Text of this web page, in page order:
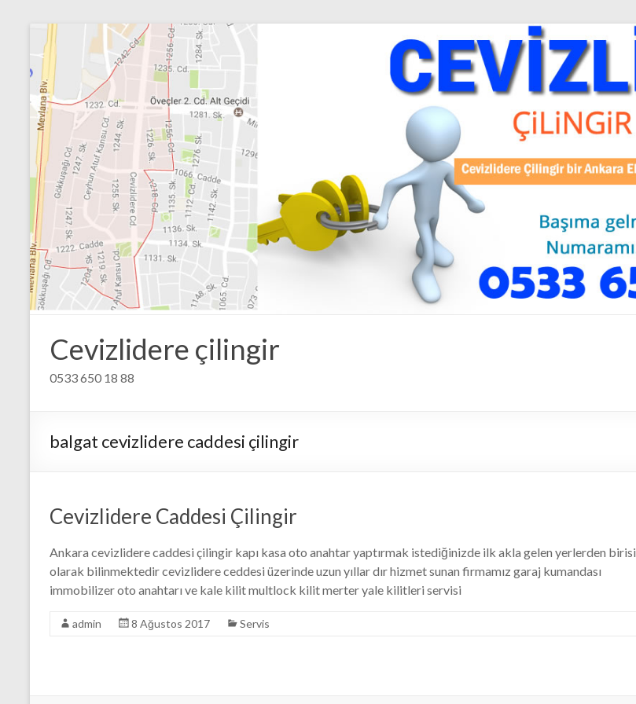
Cevizlidere çilingir
0533 650 18 88
balgat cevizlidere caddesi çilingir
Cevizlidere Caddesi Çilingir
Ankara cevizlidere caddesi çilingir kapı kasa oto anahtar yaptırmak istediğinizde ilk akla gelen yerlerden birisi
olarak bilinmektedir cevizlidere ceddesi üzerinde uzun yıllar dır hizmet sunan firmamız garaj kumandası
immobilizer oto anahtarı ve kale kilit multlock kilit merter yale kilitleri servisi
admin 8 Ağustos 2017 Servis